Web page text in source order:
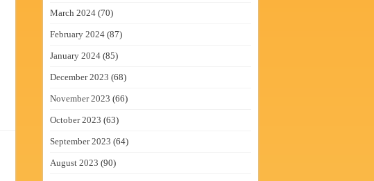
March 2024 (70)
February 2024 (87)
January 2024 (85)
December 2023 (68)
November 2023 (66)
October 2023 (63)
September 2023 (64)
August 2023 (90)